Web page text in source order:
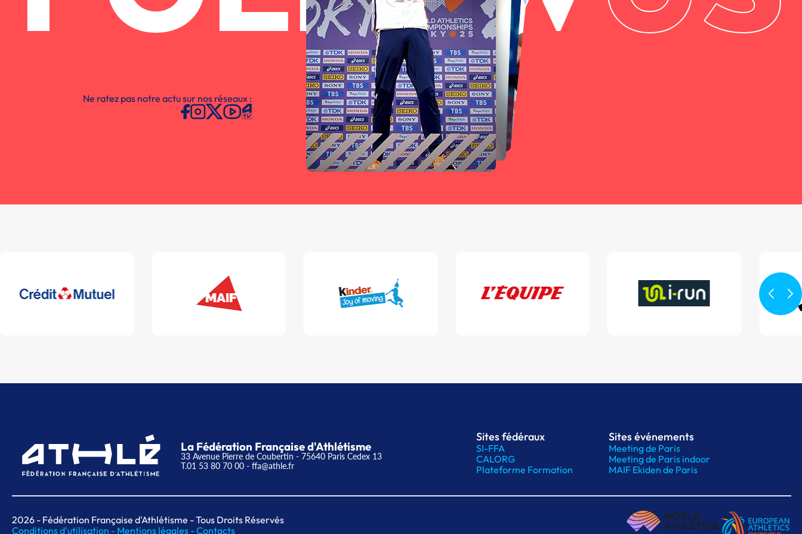
Ne ratez pas notre actu sur nos réseaux :
La Fédération Française d'Athlétisme
33 Avenue Pierre de Coubertin - 75640 Paris Cedex 13
T.01 53 80 70 00 - ffa@athle.fr
Sites fédéraux
SI-FFA
CALORG
Plateforme Formation
Sites événements
Meeting de Paris
Meeting de Paris indoor
MAIF Ekiden de Paris
2026 - Fédération Française d'Athlétisme - Tous Droits Réservés
Conditions d'utilisation - Mentions légales -Contacts